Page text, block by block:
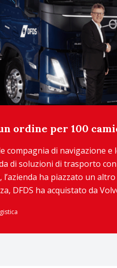
ordine per 100
compagnia di navigazione
di soluzioni di trasporto
l’azienda ha piazzato un
DFDS ha acquistato da